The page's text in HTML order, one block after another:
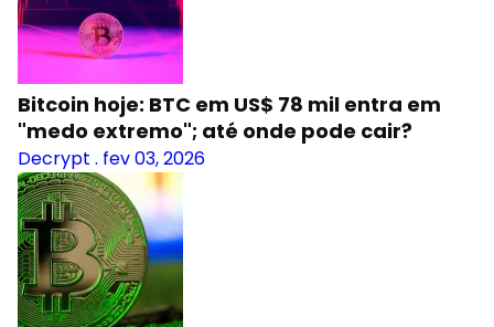
Bitcoin hoje: BTC em US$ 78 mil entra em
"medo extremo"; até onde pode cair?
Decrypt . fev 03, 2026